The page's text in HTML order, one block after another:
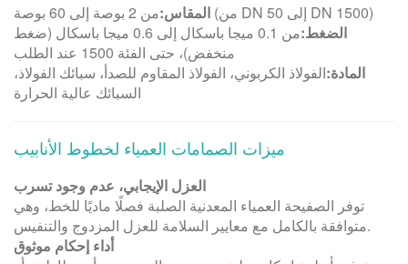
المقاس:
من 2 بوصة إلى 60 بوصة (من DN 50 إلى DN 1500)
الضغط:
من 0.1 ميجا باسكال إلى 0.6 ميجا باسكال (ضغط
منخفض)، حتى الفئة 1500 عند الطلب
المادة:الفولاذ الكربوني، الفولاذ المقاوم للصدأ، سبائك الفولاذ،
السبائك عالية الحرارة
ميزات الصمامات العمياء لخطوط الأنابيب
العزل الإيجابي، عدم وجود تسرب
توفر الصفيحة العمياء المعدنية الصلبة فصلًا ماديًا للخط، وهي
متوافقة بالكامل مع معايير السلامة للعزل المزدوج والتنفيس.
أداء إحكام موثوق